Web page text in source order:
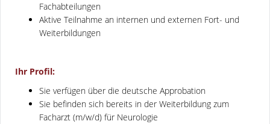
Fachabteilungen
Aktive Teilnahme an internen und externen Fort- und
Weiterbildungen
Ihr Profil:
Sie verfügen über die deutsche Approbation
Sie befinden sich bereits in der Weiterbildung zum
Facharzt (m/w/d) für Neurologie